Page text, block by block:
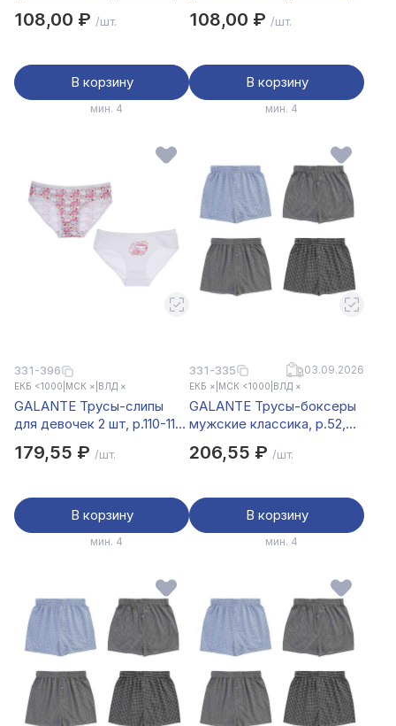
разноцветный, НБ25-26
108,00 ₽ /шт.
В корзину
мин. 4
разноцветный, НБ25-26
108,00 ₽ /шт.
В корзину
мин. 4
331-396
ЕКБ <1000 МСК × ВЛД ×
GALANTE Трусы-слипы
для девочек 2 шт, р.110-116,
разноцветный, НБ25-23
179,55 ₽ /шт.
В корзину
мин. 4
331-335 03.09.2026
ЕКБ × МСК <1000 ВЛД ×
GALANTE Трусы-боксеры
мужские классика, р.52,
разноцветный, НБ25-7
206,55 ₽ /шт.
В корзину
мин. 4